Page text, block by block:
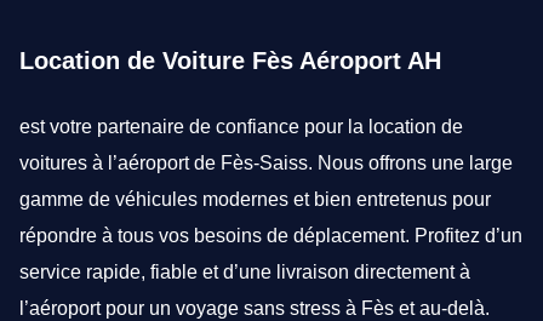
Location de Voiture Fès Aéroport AH
est votre partenaire de confiance pour la location de
voitures à l’aéroport de Fès-Saiss. Nous offrons une large
gamme de véhicules modernes et bien entretenus pour
répondre à tous vos besoins de déplacement. Profitez d’un
service rapide, fiable et d’une livraison directement à
l’aéroport pour un voyage sans stress à Fès et au-delà.